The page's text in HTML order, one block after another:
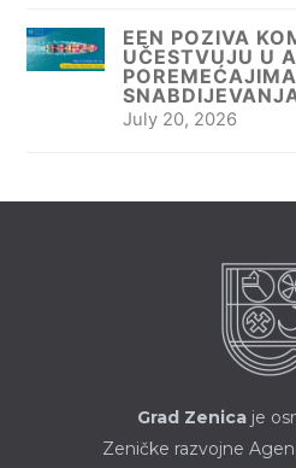
EEN POZIVA
UČESTVUJU U
July 20, 2026
Grad Zenica je
Zeničke razvojne